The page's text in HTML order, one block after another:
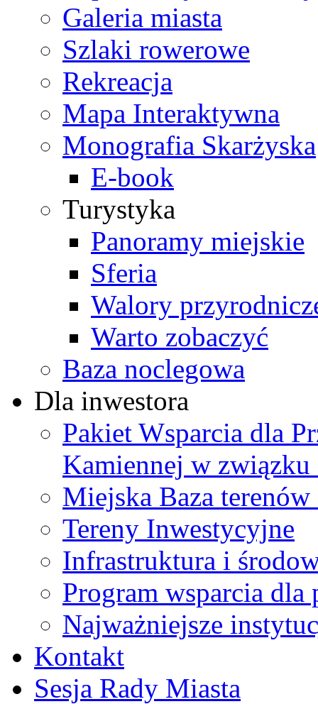
Galeria miasta
Szlaki rowerowe
Rekreacja
Mapa Interaktywna
Monografia Skarżyska
E-book
Turystyka
Panoramy miejskie
Sferia
Walory
Warto zobaczyć
Baza noclegowa
Dla inwestora
Pakiet Wsparcia dla
Kamiennej w
Miejska Baza
Tereny Inwestycyjne
Infrastruktura i
Program wsparcia
Najważniejsze
Kontakt
Sesja Rady Miasta